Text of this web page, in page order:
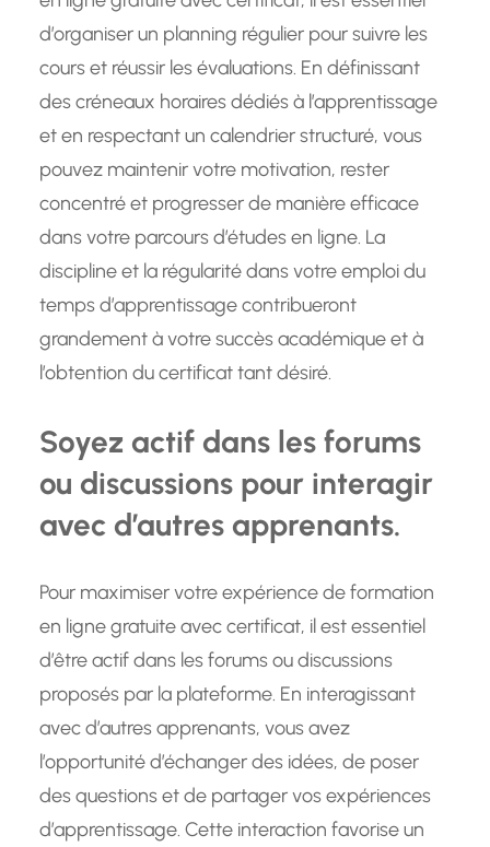
d’organiser un planning régulier pour suivre les
cours et réussir les évaluations. En définissant
des créneaux horaires dédiés à l’apprentissage
et en respectant un calendrier structuré, vous
pouvez maintenir votre motivation, rester
concentré et progresser de manière efficace
dans votre parcours d’études en ligne. La
discipline et la régularité dans votre emploi du
temps d’apprentissage contribueront
grandement à votre succès académique et à
l’obtention du certificat tant désiré.
Soyez actif dans les forums
ou discussions pour interagir
avec d’autres apprenants.
Pour maximiser votre expérience de formation
en ligne gratuite avec certificat, il est essentiel
d’être actif dans les forums ou discussions
proposés par la plateforme. En interagissant
avec d’autres apprenants, vous avez
l’opportunité d’échanger des idées, de poser
des questions et de partager vos expériences
d’apprentissage. Cette interaction favorise un